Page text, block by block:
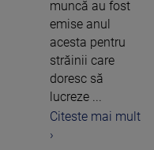
muncă au fost
emise anul
acesta pentru
străinii care
doresc să
lucreze ...
Citeste mai mult
›